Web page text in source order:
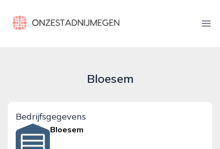
onzestadnijmegen.nl
Bloesem
Bedrijfsgegevens
Bloesem